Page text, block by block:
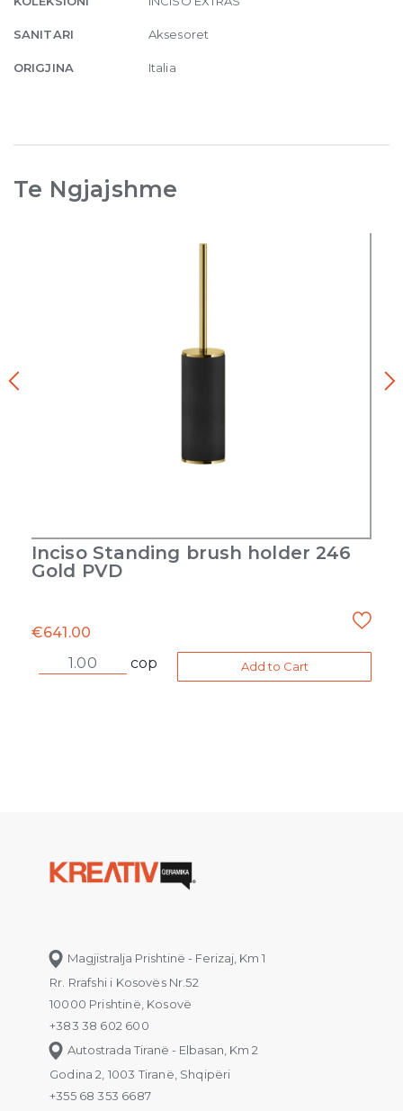
SANITARI Aksesoret
ORIGJINA Italia
Te Ngjajshme
Inciso Standing brush holder 246
Gold PVD
€641.00
cop
Add to Cart
Magjistralja Prishtinë - Ferizaj, Km 1
Rr. Rrafshi i Kosovës Nr.52
10000 Prishtinë, Kosovë
+383 38 602 600
Autostrada Tiranë - Elbasan, Km 2
Godina 2, 1003 Tiranë, Shqipëri
+355 68 353 6687